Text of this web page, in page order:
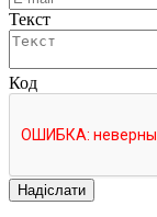
Текст
Код
Надіслати